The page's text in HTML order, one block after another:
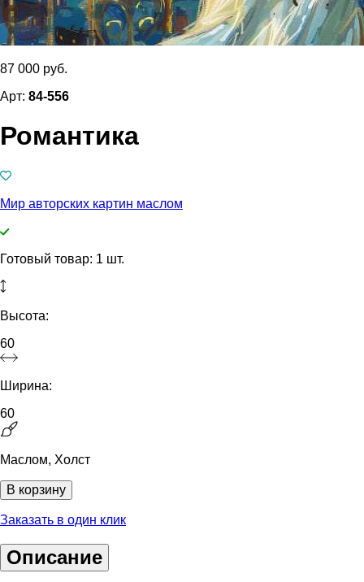
87 000 руб.
Арт: 84-556
Романтика
Мир авторских картин маслом
Готовый товар: 1 шт.
Высота:
60
Ширина:
60
Маслом, Холст
В корзину
Заказать в один клик
Описание